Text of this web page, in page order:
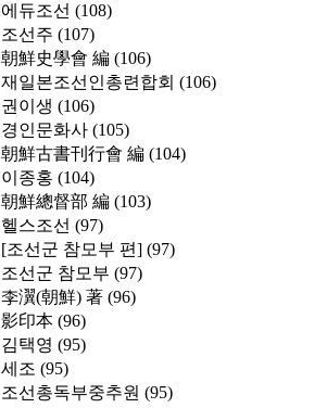
에듀조선 (108)
조선주 (107)
朝鮮史學會 編 (106)
재일본조선인총련합회 (106)
권이생 (106)
경인문화사 (105)
朝鮮古書刊行會 編 (104)
이종홍 (104)
朝鮮總督部 編 (103)
헬스조선 (97)
[조선군 참모부 편] (97)
조선군 참모부 (97)
李瀷(朝鮮) 著 (96)
影印本 (96)
김택영 (95)
세조 (95)
조선총독부중추원 (95)